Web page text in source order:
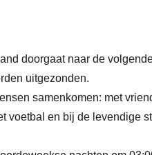
doorgaat naar de
uitgezonden.
samenkomen: met
voetbal en bij de levendige